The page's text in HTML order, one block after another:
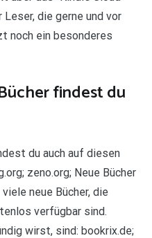
Leser, die gerne und vor
noch ein besonderes
findest du
du auch auf diesen
zeno.org; Neue Bücher
neue Bücher, die
verfügbar sind.
wirst, sind: bookrix.de;